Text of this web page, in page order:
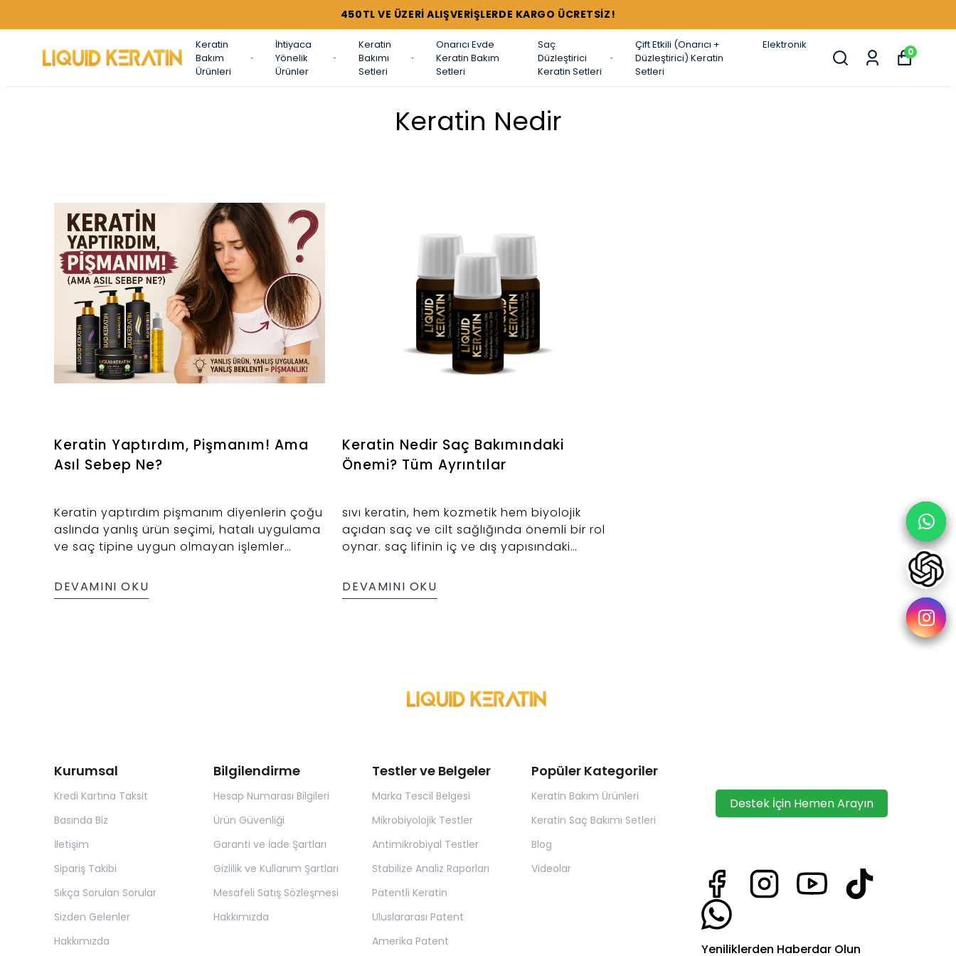
450TL VE ÜZERİ ALIŞVERİŞLERDE KARGO ÜCRETSİZ!
Keratin
Bakım
Ürünleri
İhtiyaca
Yönelik
Ürünler
Keratin
Bakımı
Setleri
Onarıcı Evde
Keratin Bakım
Setleri
Saç
Düzleştirici
Keratin Setleri
Çift Etkili (Onarıcı +
Düzleştirici) Keratin
Setleri
Elektronik
0
Keratin Nedir
Keratin Yaptırdım, Pişmanım! Ama
Asıl Sebep Ne?
Keratin yaptırdım pişmanım diyenlerin çoğu
aslında yanlış ürün seçimi, hatalı uygulama
ve saç tipine uygun olmayan işlemler
bakımı doğru yapıldığında saçın
onarılmasına, güçlenmesine ve daha
DEVAMINI OKU
Keratin Nedir Saç Bakımındaki
Önemi? Tüm Ayrıntılar
sıvı keratin, hem kozmetik hem biyolojik
açıdan saç ve cilt sağlığında önemli bir rol
oynar. saç lifinin iç ve dış yapısındaki
Düzenli kullanımda saç telinin dayanıklılığı
artabilir ve kozmetik görünüm iyileşebilir.
DEVAMINI OKU
Kurumsal
Kredi Kartına Taksit
Basında Biz
İletişim
Sipariş Takibi
Sıkça Sorulan Sorular
Sizden Gelenler
Hakkımızda
Bilgilendirme
Hesap Numarası Bilgileri
Ürün Güvenliği
Garanti ve İade Şartları
Gizlilik ve Kullanım Şartları
Mesafeli Satış Sözleşmesi
Hakkımızda
Testler ve Belgeler
Marka Tescil Belgesi
Mikrobiyolojik Testler
Antimikrobiyal Testler
Stabilize Analiz Raporları
Patentli Keratin
Uluslararası Patent
Amerika Patent
Popüler Kategoriler
Keratin Bakım Ürünleri
Keratin Saç Bakımı Setleri
Blog
Videolar
Destek İçin Hemen Arayın
Yeniliklerden Haberdar Olun